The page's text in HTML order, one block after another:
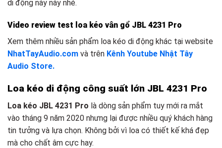
di động này này nhé.
Video review test loa kéo vân gổ JBL 4231 Pro
Xem thêm nhiều sản phẩm loa kéo di động khác tại website
NhatTayAudio.com và trên Kênh Youtube Nhật Tây
Audio Store.
Loa kéo di động công suất lớn JBL 4231 Pro
Loa kéo JBL 4231 Pro là dòng sản phẩm tuy mới ra mắt
vào tháng 9 năm 2020 nhưng lại được nhiều quý khách hàng
tin tưởng và lựa chọn. Không bởi vì loa có thiết kế khá đẹp
mà cho chất âm cực hay.